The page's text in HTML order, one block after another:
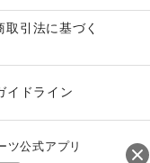
取引法に基づく
イドライン
ツ公式アプリ